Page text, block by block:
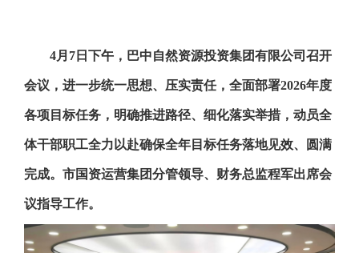
4月7日下午，巴中自然资源投资集团有限公司召开
会议，进一步统一思想、压实责任，全面部署2026年度
各项目标任务，明确推进路径、细化落实举措，动员全
体干部职工全力以赴确保全年目标任务落地见效、圆满
完成。市国资运营集团分管领导、财务总监程军出席会
议指导工作。